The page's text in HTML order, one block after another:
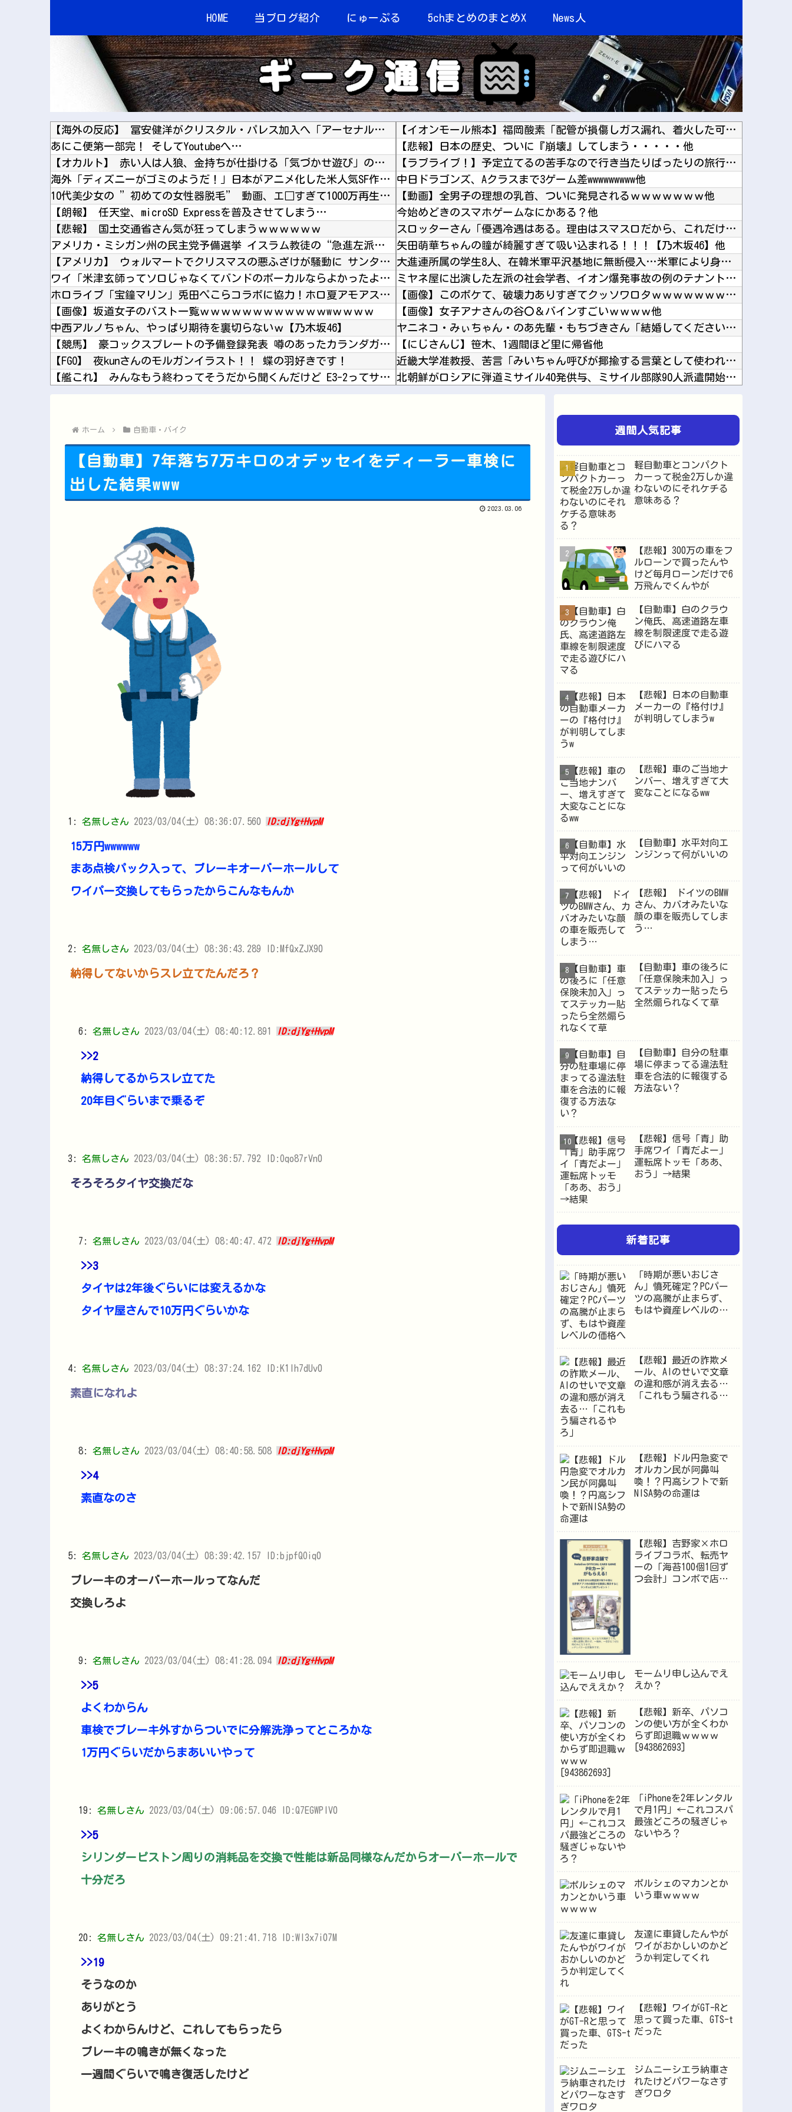
HOME 当ブログ紹介 にゅーぷる 5chまとめのまとめX News人
【海外の反応】 冨安健洋がクリスタル・パレス加入へ「アーセナルサポの好きなクラブで良かった...
あにこ便第一部完！ そしてYoutubeへ…
【オカルト】 赤い人は人狼、金持ちが仕掛ける「気づかせ遊び」の果てに待つものは…
海外「ディズニーがゴミのようだ！」日本がアニメ化した米人気SF作品に絶賛の声が殺到中
10代美少女の ”初めての女性器脱毛” 動画、エ□すぎて1000万再生される・・・
【朗報】 任天堂、microSD Expressを普及させてしまう…
【悲報】 国土交通省さん気が狂ってしまうｗｗｗｗｗｗ
アメリカ・ミシガン州の民主党予備選挙 イスラム教徒の“急進左派”候補が勝利確実に⋯トランプ...
【アメリカ】 ウォルマートでクリスマスの悪ふざけが騒動に サンタ姿のTikTokerに客が...
ワイ「米津玄師ってソロじゃなくてバンドのボーカルならよかったよね」
ホロライブ「宝鐘マリン」兎田ぺこらコラボに協力！ホロ夏アモアスにレイドして野うさぎ喜ぶ！1...
【画像】坂道女子のバスト一覧ｗｗｗｗｗｗｗｗｗｗｗｗwｗｗｗｗ
中西アルノちゃん、やっぱり期待を裏切らないｗ【乃木坂46】
【競馬】 豪コックスプレートの予備登録発表 噂のあったカランダガンは登録無しでジャパンCで...
【FGO】 夜kunさんのモルガンイラスト！！ 蝶の羽好きです！
【艦これ】 みんなもう終わってそうだから聞くんだけど E3-2ってサブの穴が空いてないダイ...
【イオンモール熊本】福岡酸素「配管が損傷しガス漏れ、着火した可能性」高圧ガス保安法などに基...
【悲報】日本の歴史、ついに『崩壊』してしまう・・・・・他
【ラブライブ！】予定立てるの苦手なので行き当たりばったりの旅行しかできません他
中日ドラゴンズ、Aクラスまで3ゲーム差wwwwwwwww他
【動画】全男子の理想の乳首、ついに発見されるｗｗｗｗｗｗｗ他
今始めどきのスマホゲームなにかある？他
スロッターさん「優遇冷遇はある。理由はスマスロだから、これだけで十分なんだよね」他
矢田萌華ちゃんの瞳が綺麗すぎて吸い込まれる！！！【乃木坂46】他
大進連所属の学生8人、在韓米軍平沢基地に無断侵入…米軍により身柄拘束！他
ミヤネ屋に出演した左派の社会学者、イオン爆発事故の例のテナントに理解を示して……他
【画像】このボケて、破壊力ありすぎてクッソワロタｗｗｗｗｗｗｗｗｗ他
【画像】女子アナさんの谷〇＆バインすごいｗｗｗｗ他
ヤニネコ・みぃちゃん・のあ先輩・もちづきさん「結婚してください！」←どうする？他
【にじさんじ】笹木、1週間ほど里に帰省他
近畿大学准教授、苦言「みいちゃん呼びが揶揄する言葉として使われ、当事者から具体的な苦痛が訴...
北朝鮮がロシアに弾道ミサイル40発供与、ミサイル部隊90人派遣開始…さらに80発見通し！他
ライザの公式AIゲーム、エッチすぎて始まる♥他
【ウマ娘】自分の胸を主張してトレーナーに迫るルラち他
ガンダムゲーって他社ゲーのインスパイア多いよね他
「Linuxで十分じゃね…？」世界が気付き始める Linuxの市場シェアが初めて10%超え...
Vチューバーに最近ある変化が起きつつある他
Powered by livedoor 相互RSS
ホーム 自動車・バイク
【自動車】7年落ち7万キロのオデッセイをディーラー車検に
出した結果www
2023.03.06
1: 名無しさん 2023/03/04(土) 08:36:07.560 ID:djYg+HvpM
15万円wwwwww
まあ点検パック入って、ブレーキオーバーホールして
ワイパー交換してもらったからこんなもんか
2: 名無しさん 2023/03/04(土) 08:36:43.289 ID:MfQxZJX90
納得してないからスレ立てたんだろ？
6: 名無しさん 2023/03/04(土) 08:40:12.891 ID:djYg+HvpM
>>2
納得してるからスレ立てた
20年目ぐらいまで乗るぞ
3: 名無しさん 2023/03/04(土) 08:36:57.792 ID:Oqo87rVn0
そろそろタイヤ交換だな
7: 名無しさん 2023/03/04(土) 08:40:47.472 ID:djYg+HvpM
>>3
タイヤは2年後ぐらいには変えるかな
タイヤ屋さんで10万円ぐらいかな
4: 名無しさん 2023/03/04(土) 08:37:24.162 ID:K1lh7dUv0
素直になれよ
8: 名無しさん 2023/03/04(土) 08:40:58.508 ID:djYg+HvpM
>>4
素直なのさ
5: 名無しさん 2023/03/04(土) 08:39:42.157 ID:bjpfQOiq0
ブレーキのオーバーホールってなんだ
交換しろよ
9: 名無しさん 2023/03/04(土) 08:41:28.094 ID:djYg+HvpM
>>5
よくわからん
車検でブレーキ外すからついでに分解洗浄ってところかな
1万円ぐらいだからまあいいやって
19: 名無しさん 2023/03/04(土) 09:06:57.046 ID:Q7EGWPIV0
>>5
シリンダーピストン周りの消耗品を交換で性能は新品同様なんだからオーバーホールで
十分だろ
20: 名無しさん 2023/03/04(土) 09:21:41.718 ID:WI3x7i07M
>>19
そうなのか
ありがとう
よくわからんけど、これしてもらったら
ブレーキの鳴きが無くなった
一週間ぐらいで鳴き復活したけど
週間人気記事
軽自動車とコンパクト
カーって税金2万しか違
わないのにそれケチる
意味ある？
【悲報】300万の車をフ
ルローンで買ったんや
けど毎月ローンだけで6
万飛んでくんやが
【自動車】白のクラウ
ン俺氏、高速道路左車
線を制限速度で走る遊
びにハマる
【悲報】日本の自動車
メーカーの『格付け』
が判明してしまうw
【悲報】車のご当地ナ
ンバー、増えすぎて大
変なことになるww
【自動車】水平対向エ
ンジンって何がいいの
【悲報】 ドイツのBMW
さん、カバオみたいな
顔の車を販売してしま
う…
【自動車】車の後ろに
「任意保険未加入」っ
てステッカー貼ったら
全然煽られなくて草
【自動車】自分の駐車
場に停まってる違法駐
車を合法的に報復する
方法ない？
【悲報】信号「青」助
手席ワイ「青だよー」
運転席トッモ「ああ、
おう」→結果
新着記事
「時期が悪いおじさ
ん」憤死確定？PCパー
ツの高騰が止まらず、
もはや資産レベルの価
【悲報】最近の詐欺メ
ール、AIのせいで文章
の違和感が消え去る…
「これもう騙されるや
【悲報】ドル円急変で
オルカン民が阿鼻叫
喚！？円高シフトで新
NISA勢の命運は
【悲報】吉野家×ホロ
ライブコラボ、転売ヤ
ーの「海苔100個1回ず
つ会計」コンボで店員
モームリ申し込んでえ
えか？
【悲報】新卒、パソコ
ンの使い方が全くわか
らず即退職ｗｗｗｗ
[943862693]
「iPhoneを2年レンタル
で月1円」←これコスパ
最強どころの騒ぎじゃ
ないやろ？
ポルシェのマカンとか
いう車ｗｗｗｗ
友達に車貸したんやが
ワイがおかしいのかど
うか判定してくれ
【悲報】ワイがGT-Rと
思って買った車、GTS-t
だった
ジムニーシエラ納車さ
れたけどパワーなさす
ぎワロタ